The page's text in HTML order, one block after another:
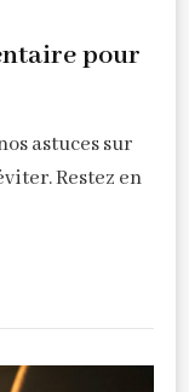
pour
astuces sur
Restez en